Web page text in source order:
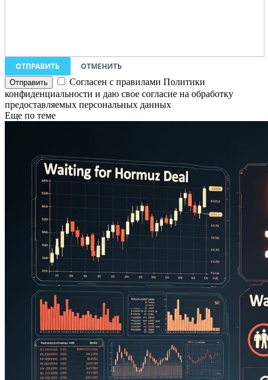
ОТПРАВИТЬ
ОТМЕНИТЬ
Согласен с правилами Политики
конфиденциальности и даю свое согласие на обработку
предоставляемых персональных данных
Еще по теме